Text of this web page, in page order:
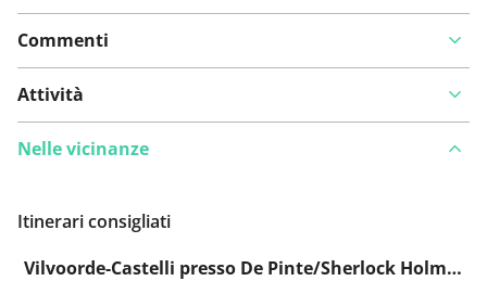
Commenti
Attività
Nelle vicinanze
Itinerari consigliati
Vilvoorde-Castelli presso De Pinte/Sherlock Holmes/Ghiaccio Brixius-Vilvoorde